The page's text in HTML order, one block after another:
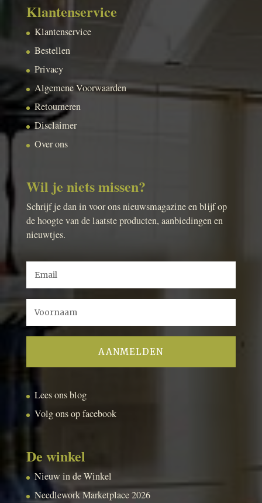
Klantenservice
Klantenservice
Bestellen
Privacy
Algemene Voorwaarden
Retourneren
Disclaimer
Over ons
Wil je niets missen?
Schrijf je dan in voor ons nieuwsmagazine en blijf op
de hoogte van de laatste producten, aanbiedingen en
nieuwtjes.
Lees ons blog
Volg ons op facebook
De winkel
Nieuw in de Winkel
Needlework Marketplace 2026